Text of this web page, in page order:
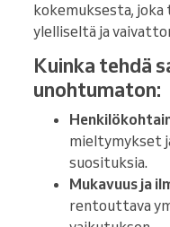
kokemuksesta,
ylelliseltä ja
Kuinka tehdä
unohtumaton:
mieltymykset
suosituksia.
Mukavuus ja
rentouttava